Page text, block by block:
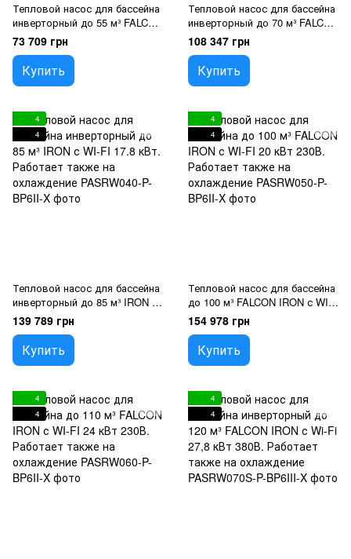
Тепловой насос для бассейна
инверторный до 55 м³ FALCON
IRON 9,5 кВт 230В. Работает
также на охлаждение
73 709 грн
Купить
Тепловой насос для бассейна
инверторный до 70 м³ FALCON
IRON с WI-FI 13 кВт 230В.
Работает также на
охлаждение
108 347 грн
Купить
4
4
Тепловой насос для бассейна
инверторный до 85 м³ IRON с
WI-FI 17.8 кВт. Работает
также на охлаждение
139 789 грн
Купить
4
4
Тепловой насос для бассейна
до 100 м³ FALCON IRON с WI-
FI 20 кВт 230В. Работает
также на охлаждение
154 978 грн
Купить
4
4
4
4